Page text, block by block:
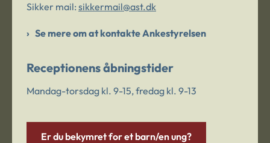
Sikker mail: sikkermail@ast.dk
Se mere om at kontakte Ankestyrelsen
Receptionens åbningstider
Mandag-torsdag kl. 9-15, fredag kl. 9-13
Er du bekymret for et barn/en ung?